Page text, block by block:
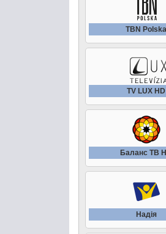
TBN
TV LUX HD
Баланс ТВ
Надiя